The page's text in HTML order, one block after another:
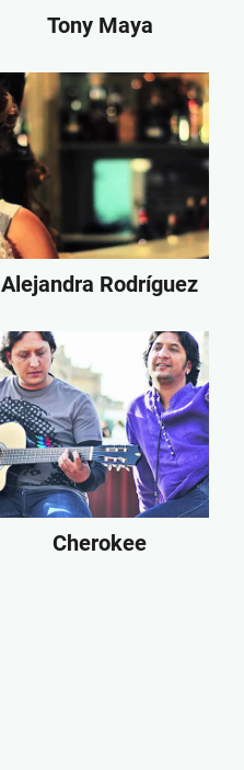
Tony Maya
Alejandra Rodríguez
Cherokee